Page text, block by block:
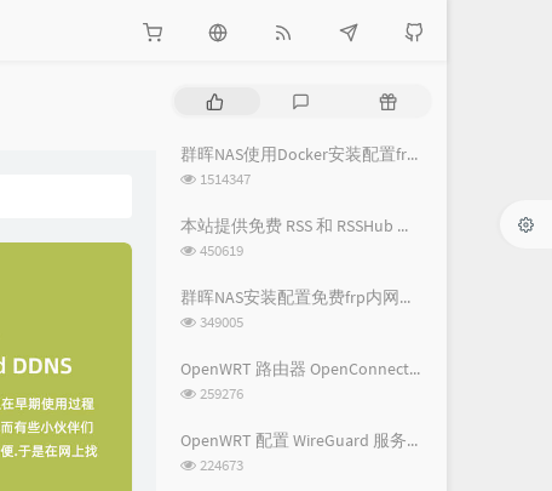
文
章
评
随
文群晖NAS使用Docker安装配置frpc内网穿透教程
浏
次
数:
1514347
本站提供免费 RSS 和 RSSHub 服务
浏
次
数:
450619
群晖NAS安装配置免费frp内网穿透教程
浏
次
349005
OpenWRT 路由器 OpenConnect VPN 详细图文教程 - 基础配置篇
浏
次
259276
OpenWRT 配置 WireGuard 服务端及客户端配置教程
浏
224673